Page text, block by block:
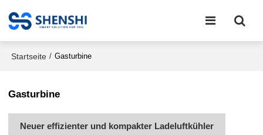
Startseite / Gasturbine
Gasturbine
Neuer effizienter und kompakter Ladeluftkühler